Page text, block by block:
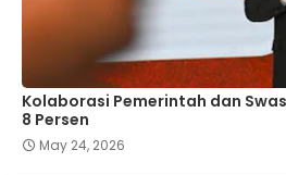
Kolaborasi Pemerintah dan
8 Persen
May 24, 2026